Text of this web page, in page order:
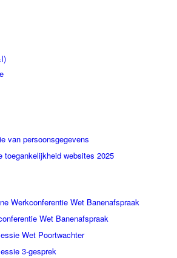
van persoonsgegevens
toegankelijkheid websites 2025
Werkconferentie Wet Banenafspraak
Wet Banenafspraak
Wet Poortwachter
3-gesprek